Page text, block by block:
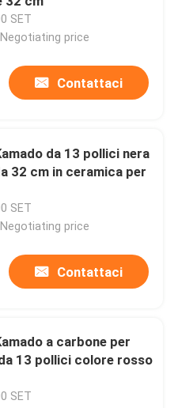
SET
price
Contattaci
da 13 pollici nera
32 cm in ceramica per
SET
price
Contattaci
a carbone per
13 pollici colore rosso
SET